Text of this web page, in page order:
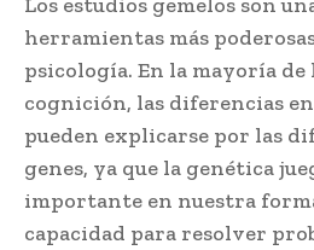
herramientas más
psicología. En la mayoría de
cognición, las diferencias
pueden explicarse por las
genes, ya que la genética
importante en nuestra
capacidad para resolver